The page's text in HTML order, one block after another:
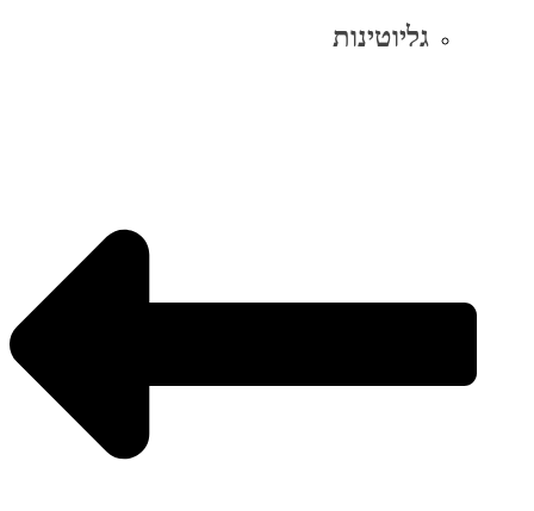
גליוטינות